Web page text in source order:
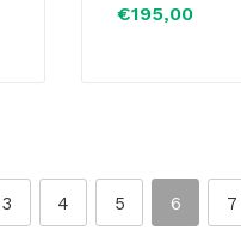
€195,00
3 4 5 6 7